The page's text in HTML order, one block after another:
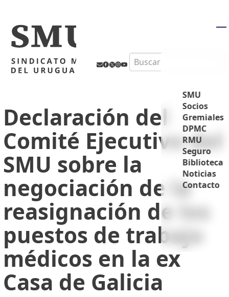
Search
SMU
Socios
Gremiales
DPMC
RMU
Seguro
Biblioteca
Noticias
Contacto
Declaración del
Comité Ejecutivo del
SMU sobre la
negociación de la
reasignación de los
puestos de trabajo
médicos en la ex
Casa de Galicia